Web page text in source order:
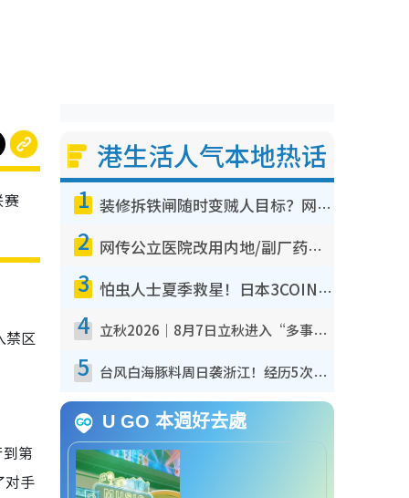
赛
禁区
第
对手
港生活人气本地热话
1 装修拆铁闸随时变贼人目标？网友揭2大关键用途：装新款等于白装？附新旧铁闸分别
2 网传公立医院改用内地/副厂药？医生拆解正副厂分别，揭4类人换药随时出事
3 怕虫人士夏季救星！日本3COINS爆红驱虫神器$45起 1招“全程免触碰”轻松搞定小强
4 立秋2026｜8月7日立秋进入“多事之秋” 3件事不可做！专家教6招开运 清杂物／钱包纳气接好运
5 台风白海豚料周日袭浙江！经历5次“眼壁置换”极罕见 成登陆内地最长途台风
U GO 本週好去處